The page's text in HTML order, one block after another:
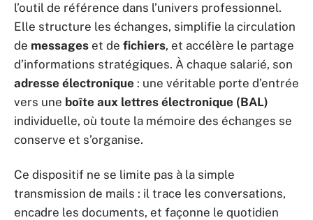
l’outil de référence dans l’univers professionnel.
Elle structure les échanges, simplifie la circulation
de messages et de fichiers, et accélère le partage
d’informations stratégiques. À chaque salarié, son
adresse électronique : une véritable porte d’entrée
vers une boîte aux lettres électronique (BAL)
individuelle, où toute la mémoire des échanges se
conserve et s’organise.
Ce dispositif ne se limite pas à la simple
transmission de mails : il trace les conversations,
encadre les documents, et façonne le quotidien